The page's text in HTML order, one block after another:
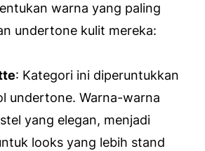
warna yang paling
undertone kulit mereka:
: Kategori ini diperuntukkan
undertone. Warna-warna
yang elegan, menjadi
looks yang lebih stand